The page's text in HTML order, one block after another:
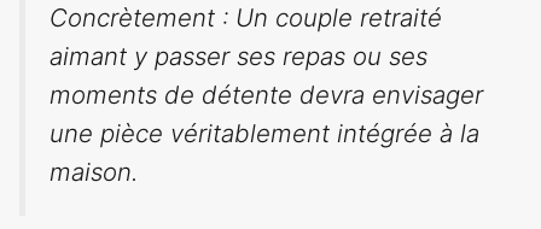
Concrètement : Un couple retraité
aimant y passer ses repas ou ses
moments de détente devra envisager
une pièce véritablement intégrée à la
maison.